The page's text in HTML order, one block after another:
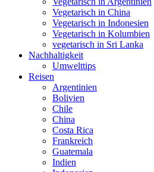
Vegetarisch in China
Vegetarisch in Indonesien
Vegetarisch in Kolumbien
vegetarisch in Sri Lanka
Nachhaltigkeit
Umwelttips
Reisen
Argentinien
Bolivien
Chile
China
Costa Rica
Frankreich
Guatemala
Indien